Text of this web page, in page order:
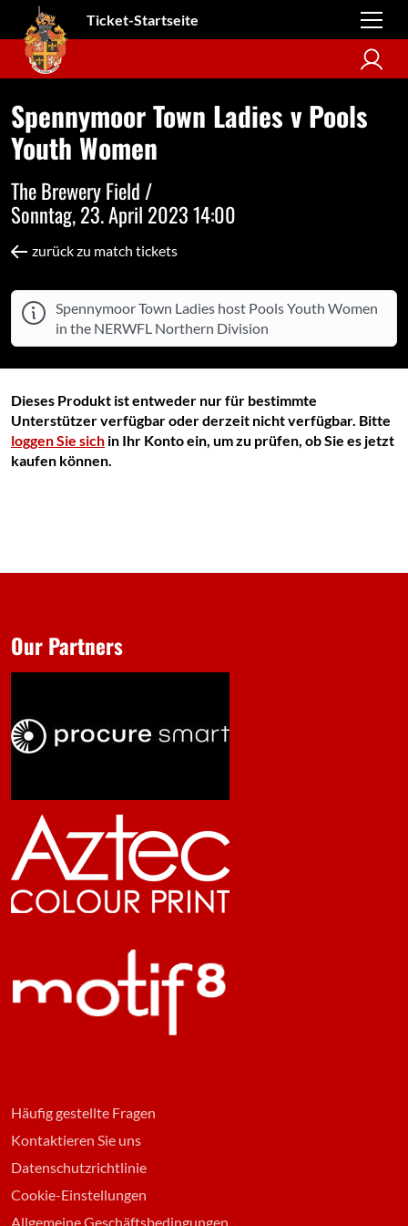
Ticket-Startseite
Spennymoor Town Ladies v Pools
Youth Women
The Brewery Field /
Sonntag, 23. April 2023 14:00
zurück zu match tickets
Spennymoor Town Ladies host Pools Youth Women
in the NERWFL Northern Division
Dieses Produkt ist entweder nur für bestimmte
Unterstützer verfügbar oder derzeit nicht verfügbar. Bitte
loggen Sie sich in Ihr Konto ein, um zu prüfen, ob Sie es jetzt
kaufen können.
Häufig gestellte Fragen
Kontaktieren Sie uns
Datenschutzrichtlinie
Cookie-Einstellungen
Allgemeine Geschäftsbedingungen
Our Partners